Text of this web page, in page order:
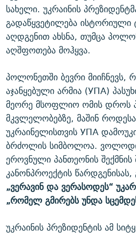
სახელი. უკრაინის
გადაწყვეტილება ისტორიული
აღდგენით ახსნა, თუმცა
აღშფოთება მოჰყვა.
პოლონეთში ბევრი მიიჩნევს,
აჯანყებული არმია (УПА)
მეორე მსოფლიო ომის დროს
მკვლელობებზე, მაშინ
უკრაინელისთვის УПА
ბრძოლის სიმბოლოა.
ეროვნული პანთეონის შექმნის
კანონპროექტის
„ვერავინ და ვერასოდეს“
„რომელ გმირებს უნდა
უკრაინის პრეზიდენტის ამ